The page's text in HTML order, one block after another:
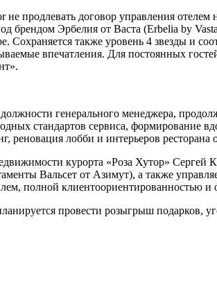
продлевать договор управления
Эрбелия от Васта (Erbelia by
также уровень 4 звезды и
впечатления. Для постоянных
генерального менеджера,
стандартов сервиса,
лобби и интерьеров ресторана
курорта «Роза Хутор»
Вальсет от Азимут), а также
полной клиентоориентированностью
планируется провести розыгрыш